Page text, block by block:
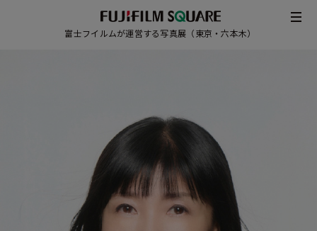
富士フイルムが運営する写真展（東京・六本木）